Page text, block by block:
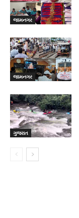
જામનગર
જામનગર
ગુજરાત